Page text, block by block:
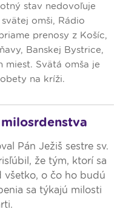
stav nedovoľuje
omši, Rádio
prenosy z Košíc,
Banskej Bystrice,
miest. Svätá omša je
na kríži.
Pán Ježiš sestre sv.
že tým, ktorí sa
o čo ho budú
sa týkajú milosti